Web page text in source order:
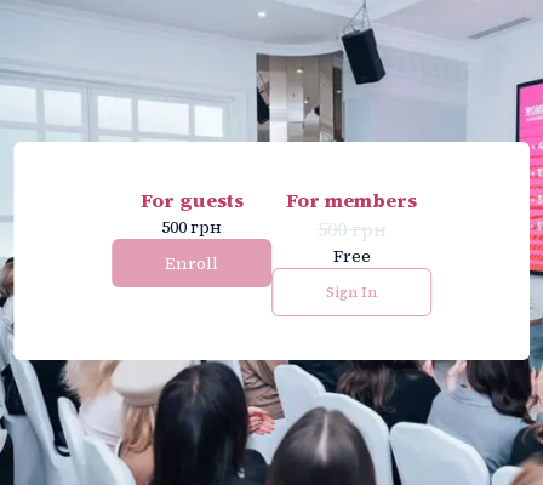
For guests
500 грн
Enroll
For members
500грн
Free
Sign In